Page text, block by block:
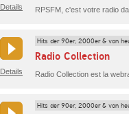
Details
Details
Hits der 90er, 2000er & von
Radio Collection
Hits der 90er, 2000er & von